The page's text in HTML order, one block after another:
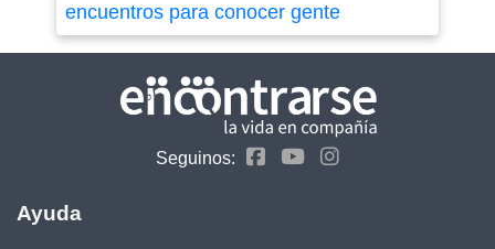
encuentros para conocer gente
Seguinos:
Ayuda